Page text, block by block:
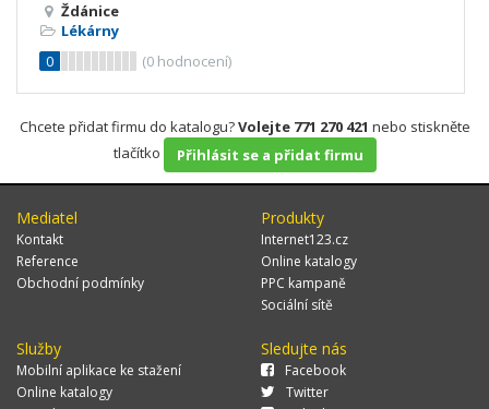
Ždánice
Lékárny
0
(0 hodnocení)
Chcete přidat firmu do katalogu?Volejte 771 270 421 nebo stiskněte
tlačítko
Přihlásit se a přidat firmu
Mediatel
Kontakt
Reference
Obchodní podmínky
Produkty
Internet123.cz
Online katalogy
PPC kampaně
Sociální sítě
Služby
Mobilní aplikace ke stažení
Online katalogy
Sledujte nás
Facebook
Twitter